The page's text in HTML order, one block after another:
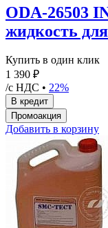
ODA-26503
жидкость
Купить в один клик
1 390 ₽
/с НДС • 22%
Добавить в корзину